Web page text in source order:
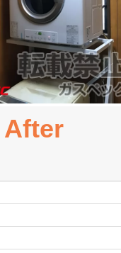
After